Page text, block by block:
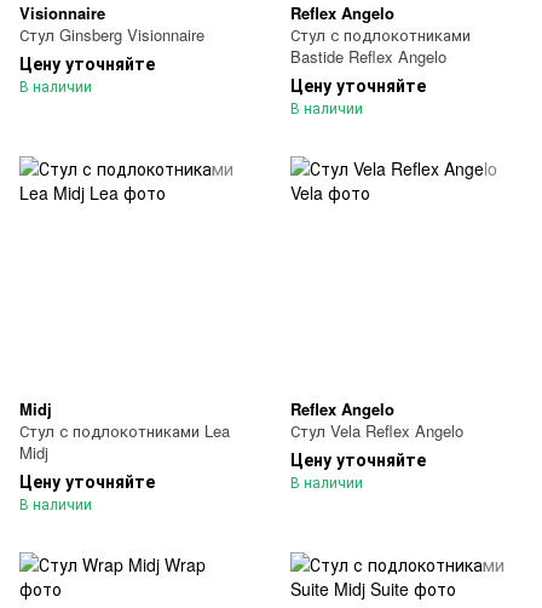
Visionnaire
Стул Ginsberg Visionnaire
Цену уточняйте
В наличии
Reflex Angelo
Стул с подлокотниками
Bastide Reflex Angelo
Цену уточняйте
В наличии
Midj
Стул с подлокотниками Lea
Midj
Цену уточняйте
В наличии
Reflex Angelo
Стул Vela Reflex Angelo
Цену уточняйте
В наличии